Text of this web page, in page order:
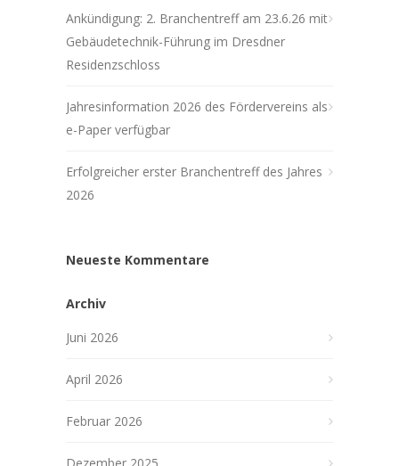
Ankündigung: 2. Branchentreff am 23.6.26 mit
Gebäudetechnik-Führung im Dresdner
Residenzschloss
Jahresinformation 2026 des Fördervereins als
e-Paper verfügbar
Erfolgreicher erster Branchentreff des Jahres
2026
Neueste Kommentare
Archiv
Juni 2026
April 2026
Februar 2026